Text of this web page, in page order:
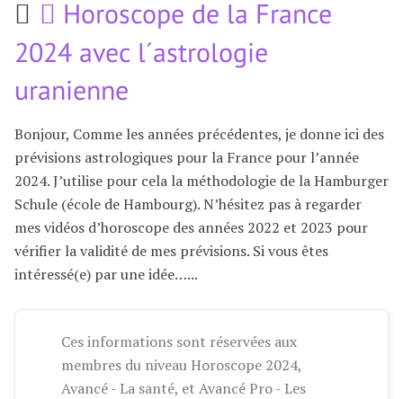
Horoscope de la France
2024 avec l´astrologie
uranienne
Bonjour, Comme les années précédentes, je donne ici des
prévisions astrologiques pour la France pour l’année
2024. J’utilise pour cela la méthodologie de la Hamburger
Schule (école de Hambourg). N’hésitez pas à regarder
mes vidéos d’horoscope des années 2022 et 2023 pour
vérifier la validité de mes prévisions. Si vous êtes
intéressé(e) par une idée…...
Ces informations sont réservées aux
membres du niveau Horoscope 2024,
Avancé - La santé, et Avancé Pro - Les